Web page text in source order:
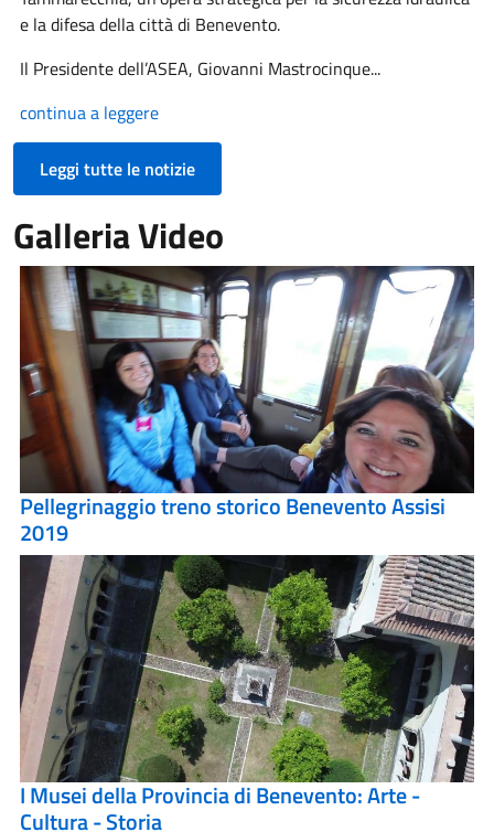
e la difesa della città di Benevento.
Il Presidente dell’ASEA, Giovanni Mastrocinque...
continua a leggere
Leggi tutte le notizie
Galleria Video
Pellegrinaggio treno storico Benevento Assisi
2019
I Musei della Provincia di Benevento: Arte -
Cultura - Storia